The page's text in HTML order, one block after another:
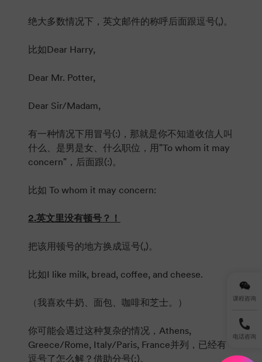
绝大多数情况下，英文邮件的称呼后面跟逗号(,)。
比如Dear Harry,
Dear Mr. Potter,
Dear Sir/Madam,
有一种情况下用冒号(:)，那就是你不知道收信人叫
什么、是男是女、什么职位，用"To whom it may
concern"，后面跟(:)。
比如 To whom it may concern:
2.英文里没有顿号？！
把该用顿号的地方换成逗号(,)。
比如I like milk, bread, coffee, and cheese.
（我喜欢牛奶、面包、咖啡和芝士。）
你可能会遇过这种复杂的情况，Athens,
Greece/Rome, Italy/Paris, France并列，已经有
逗号了怎么解？借助分号(;)。
课程咨询
电话咨询